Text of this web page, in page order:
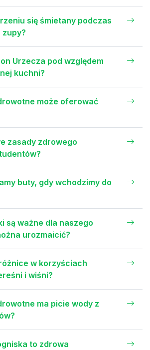
się śmietany podczas
zupy?
Urzecza pod względem
kuchni?
może oferować
zasady zdrowego
buty, gdy wchodzimy do
są ważne dla naszego
urozmaicić?
w korzyściach
i wiśni?
ma picie wody z
to zdrowa